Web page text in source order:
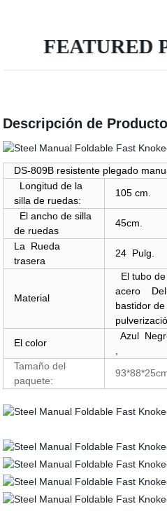
FEATURED
Descripción de Producto
DS-809B resistente plegado
Longitud de la
silla de ruedas:
105 cm.
El ancho de silla
de ruedas
45cm.
La Rueda
trasera
24 Pulg.
Material
El tubo de
acero Del
bastidor de
El color
Azul
Tamaño del
paquete: